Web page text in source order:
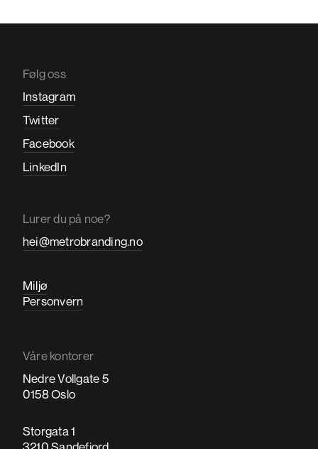
Følg oss
Instagram
Twitter
Facebook
LinkedIn
Lurer du på noe?
hei@metrobranding.no
Miljø
Personvern
Våre kontorer
Nedre Vollgate 5
0158 Oslo
Storgata 1